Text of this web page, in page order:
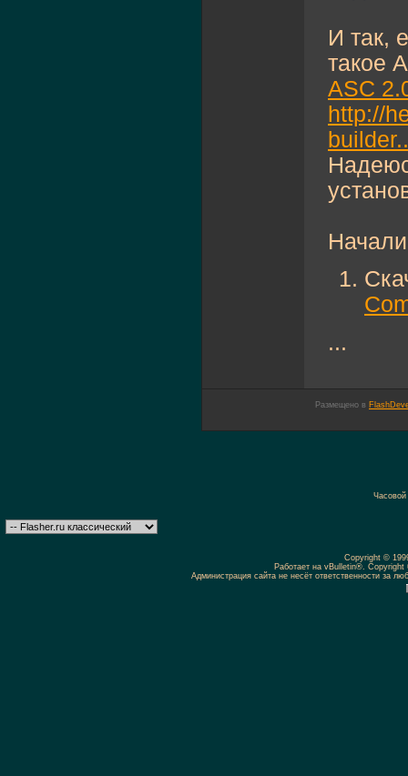
И так,
такое
ASC
http://
...
Размещено в
Copyright ©
Работает на vBulletin®.
Администрация сайта не несёт ответственности за